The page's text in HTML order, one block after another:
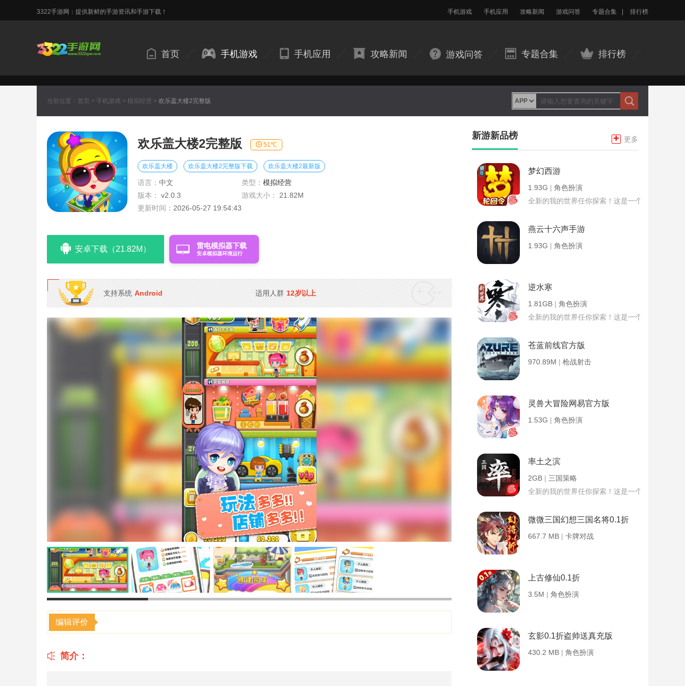
3322手游网：提供新鲜的手游资讯和手游下载！ 手机游戏 手机应用 攻略新闻 游戏问答 专题合集 排行榜
首页 手机游戏 手机应用 攻略新闻 游戏问答 专题合集 排行榜
当前位置： 首页 > 手机游戏 > 模拟经营 > 欢乐盖大楼2完整版
欢乐盖大楼2完整版 51℃
欢乐盖大楼 欢乐盖大楼2完整版下载 欢乐盖大楼2最新版
语言： 中文 类型： 模拟经营
版本：
v2.0.3 游戏大小：
21.82M
更新时间： 2026-05-27 19:54:43
安卓下载（21.82M） 雷电模拟器下载
安卓模拟器环境运行
支持系统 Android 适用人群 12岁以上
编辑评价
简介：
新游新品榜 + 更多
梦幻西游
1.93G | 角色扮演
全新的我的世界任你探索！这是一个小提示字段。
燕云十六声手游
1.93G | 角色扮演
逆水寒
1.81GB | 角色扮演
全新的我的世界任你探索！这是一个小提示字段。
苍蓝前线官方版
970.89M | 枪战射击
灵兽大冒险网易官方版
1.53G | 角色扮演
率土之滨
2GB | 三国策略
全新的我的世界任你探索！这是一个小提示字段。
微微三国幻想三国名将0.1折
667.7 MB | 卡牌对战
上古修仙0.1折
3.5M | 角色扮演
玄影0.1折盗帅送真充版
430.2 MB | 角色扮演